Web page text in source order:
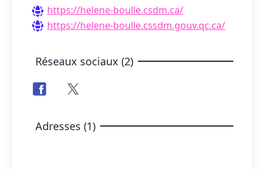
https://helene-boulle.csdm.ca/
https://helene-boulle.cssdm.gouv.qc.ca/
Réseaux sociaux (2)
Adresses (1)